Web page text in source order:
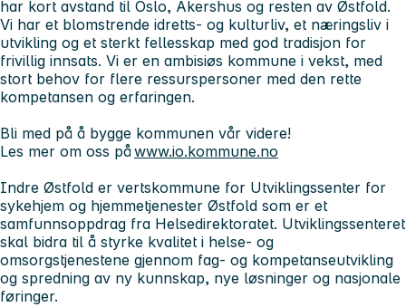
har kort avstand til Oslo, Akershus og resten av Østfold.
Vi har et blomstrende idretts- og kulturliv, et næringsliv i
utvikling og et sterkt fellesskap med god tradisjon for
frivillig innsats. Vi er en ambisiøs kommune i vekst, med
stort behov for flere ressurspersoner med den rette
kompetansen og erfaringen.
Bli med på å bygge kommunen vår videre!
Les mer om oss påwww.io.kommune.no
Indre Østfold er vertskommune for Utviklingssenter for
sykehjem og hjemmetjenester Østfold som er et
samfunnsoppdrag fra Helsedirektoratet. Utviklingssenteret
skal bidra til å styrke kvalitet i helse- og
omsorgstjenestene gjennom fag- og kompetanseutvikling
og spredning av ny kunnskap, nye løsninger og nasjonale
føringer.